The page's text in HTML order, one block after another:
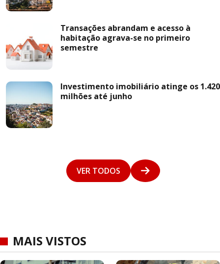
Transações abrandam e acesso à
habitação agrava-se no primeiro
semestre
Investimento imobiliário atinge os 1.420
milhões até junho
VER TODOS
MAIS VISTOS